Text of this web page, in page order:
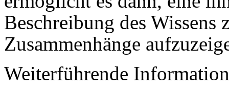
Beschreibung des Wissens
Zusammenhänge
Weiterführende